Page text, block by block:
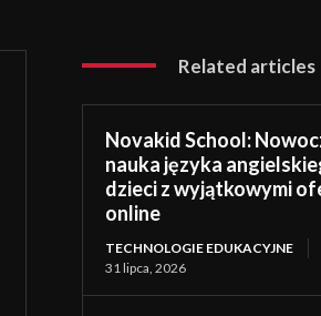
Related articles
Novakid School:
nauka języka
dzieci z wyjątkowymi
online
TECHNOLOGIE EDUKACYJNE
31 lipca, 2026